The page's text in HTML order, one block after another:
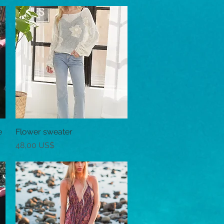
Vista rápida
Flower sweater
Precio
48,00 US$